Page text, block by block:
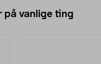
på vanlige ting